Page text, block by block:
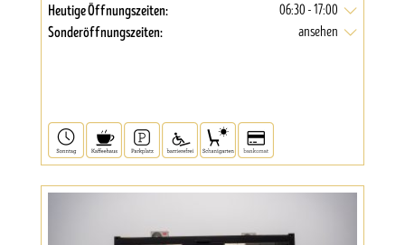
Heutige Öffnungszeiten: 06:30 - 17:00
Sonderöffnungszeiten: ansehen